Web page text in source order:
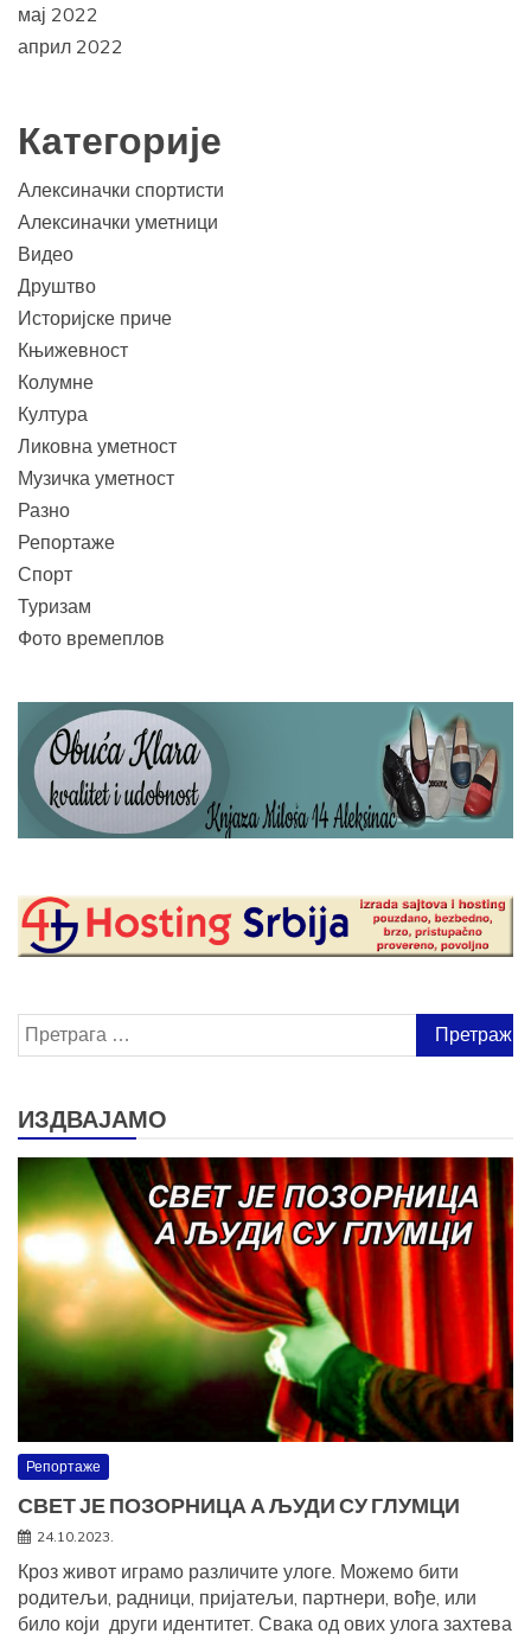
мај 2022
април 2022
Категорије
Алексиначки спортисти
Алексиначки уметници
Видео
Друштво
Историјске приче
Књижевност
Колумне
Култура
Ликовна уметност
Музичка уметност
Разно
Репортаже
Спорт
Туризам
Фото времеплов
Претрага
за:
ИЗДВАЈАМО
Репортаже
СВЕТ ЈЕ ПОЗОРНИЦА А ЉУДИ СУ ГЛУМЦИ
24.10.2023.
Кроз живот играмо различите улоге. Можемо бити
родитељи, радници, пријатељи, партнери, вође, или
било који други идентитет. Свака од ових улога захтева